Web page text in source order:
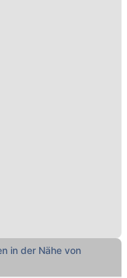
in der Nähe von